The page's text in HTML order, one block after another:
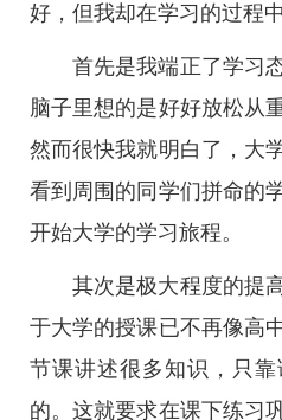
好，但我却在学习的过程
首先是我端正了学习
脑子里想的是好好放松从
然而很快我就明白了，大
看到周围的同学们拼命的
开始大学的学习旅程。
其次是极大程度的提
于大学的授课已不再像高
节课讲述很多知识，只
的。这就要求在课下练习